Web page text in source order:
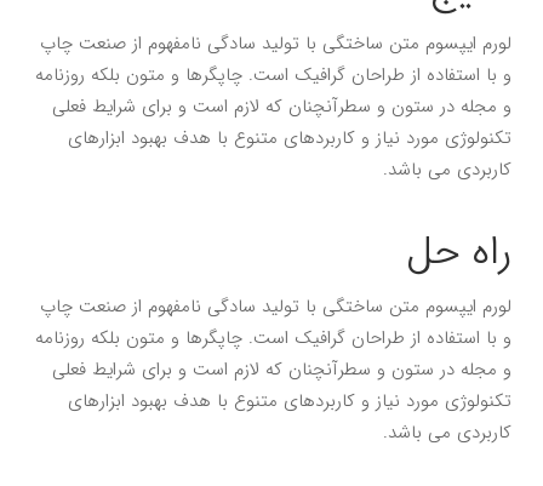
لورم ایپسوم متن ساختگی با تولید سادگی نامفهوم از صنعت چاپ
و با استفاده از طراحان گرافیک است. چاپگرها و متون بلکه روزنامه
و مجله در ستون و سطرآنچنان که لازم است و برای شرایط فعلی
تکنولوژی مورد نیاز و کاربردهای متنوع با هدف بهبود ابزارهای
کاربردی می باشد.
راه حل
لورم ایپسوم متن ساختگی با تولید سادگی نامفهوم از صنعت چاپ
و با استفاده از طراحان گرافیک است. چاپگرها و متون بلکه روزنامه
و مجله در ستون و سطرآنچنان که لازم است و برای شرایط فعلی
تکنولوژی مورد نیاز و کاربردهای متنوع با هدف بهبود ابزارهای
کاربردی می باشد.